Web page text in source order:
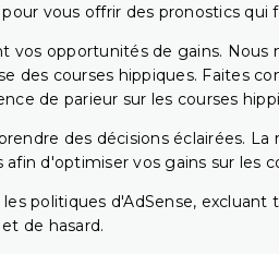
vous offrir des pronostics qui
opportunités de gains.
des courses hippiques. Faites
de parieur sur les courses
des décisions éclairées.
d'optimiser vos gains sur les
politiques d'AdSense,
de hasard.